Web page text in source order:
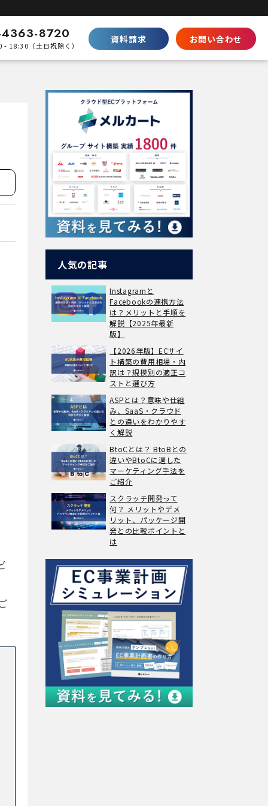
Shopifyとの違い
SaaS型ECの徹底比較
ecbeingとの違い
パッケージとの棲み分け
パートナープログラムはこちら
お問い合わせ
資料請求
8720
- 18:30（土日祝除く）
人気の記事
Instagramと
Facebookの連携方法
は？メリットと手順を
解説【2025年最新
版】
【2026年版】ECサイ
ト構築の費用相場・内
訳は？規模別の適正コ
ストと選び方
ASPとは？意味や仕組
み、SaaS・クラウド
との違いをわかりやす
く解説
BtoCとは？ BtoBとの
違いやBtoCに適した
マーケティング手法を
ご紹介
スクラッチ開発って
何？ メリットやデメ
リット、パッケージ開
発との比較ポイントと
は